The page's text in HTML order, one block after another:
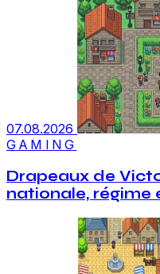
07.08.2026
GAMING
Drapeaux de
nationale, régime